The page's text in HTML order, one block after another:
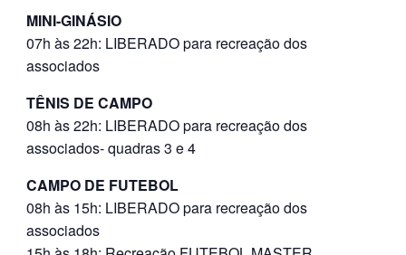
MINI-GINÁSIO
07h às 22h: LIBERADO para recreação dos
associados
TÊNIS DE CAMPO
08h às 22h: LIBERADO para recreação dos
associados- quadras 3 e 4
CAMPO DE FUTEBOL
08h às 15h: LIBERADO para recreação dos
associados